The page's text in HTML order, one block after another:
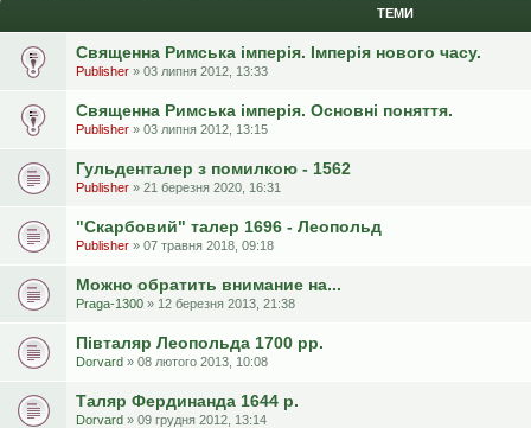
ТЕМИ
Священна Римська імперія. Імперія нового часу.
Publisher » 03 липня 2012, 13:33
Священна Римська імперія. Основні поняття.
Publisher » 03 липня 2012, 13:15
Гульденталер з помилкою - 1562
Publisher » 21 березня 2020, 16:31
"Скарбовий" талер 1696 - Леопольд
Publisher » 07 травня 2018, 09:18
Можно обратить внимание на...
Praga-1300 » 12 березня 2013, 21:38
Півталяр Леопольда 1700 рр.
Dorvard » 08 лютого 2013, 10:08
Таляр Фердинанда 1644 р.
Dorvard » 09 грудня 2012, 13:14